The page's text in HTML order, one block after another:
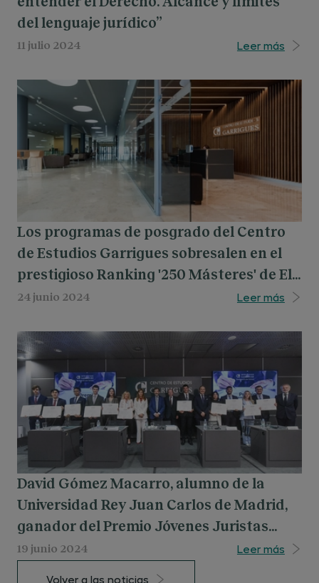
del lenguaje jurídico”
11 julio 2024 Leer más
Los programas de posgrado del Centro
de Estudios Garrigues sobresalen en el
prestigioso Ranking '250 Másteres' de El
Mundo & Expansión para el ciclo 2024-
24 junio 2024 Leer más
David Gómez Macarro, alumno de la
Universidad Rey Juan Carlos de Madrid,
ganador del Premio Jóvenes Juristas
2024
19 junio 2024 Leer más
Volver a las noticias